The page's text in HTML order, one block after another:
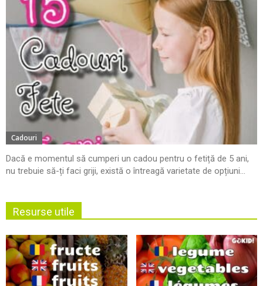
Cadouri
Dacă e momentul să cumperi un cadou pentru o fetiță de 5 ani,
nu trebuie să-ți faci griji, există o întreagă varietate de opțiuni...
Resurse utile